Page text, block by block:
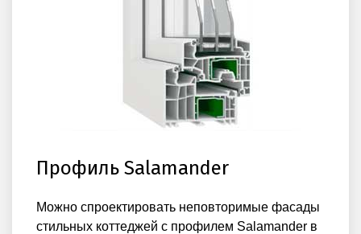
Профиль Salamander
Можно спроектировать неповторимые фасады
стильных коттеджей с профилем Salamander в